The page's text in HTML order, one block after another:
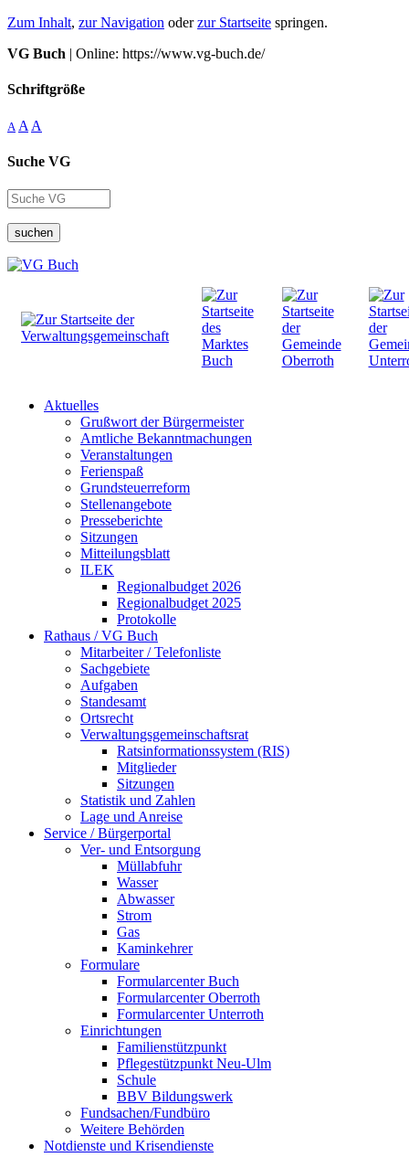
Zum Inhalt, zur Navigation oderzur Startseite springen.
VG Buch | Online: https://www.vg-buch.de/
Schriftgröße
A A A
Suche VG
suchen
Aktuelles
Grußwort der Bürgermeister
Amtliche Bekanntmachungen
Veranstaltungen
Ferienspaß
Grundsteuerreform
Stellenangebote
Presseberichte
Sitzungen
Mitteilungsblatt
ILEK
Regionalbudget 2026
Regionalbudget 2025
Protokolle
Rathaus / VG Buch
Mitarbeiter / Telefonliste
Sachgebiete
Aufgaben
Standesamt
Ortsrecht
Verwaltungsgemeinschaftsrat
Ratsinformationssystem (RIS)
Mitglieder
Sitzungen
Statistik und Zahlen
Lage und Anreise
Service / Bürgerportal
Ver- und Entsorgung
Müllabfuhr
Wasser
Abwasser
Strom
Gas
Kaminkehrer
Formulare
Formularcenter Buch
Formularcenter Oberroth
Formularcenter Unterroth
Einrichtungen
Familienstützpunkt
Pflegestützpunkt Neu-Ulm
Schule
BBV Bildungswerk
Fundsachen/Fundbüro
Weitere Behörden
Notdienste und Krisendienste